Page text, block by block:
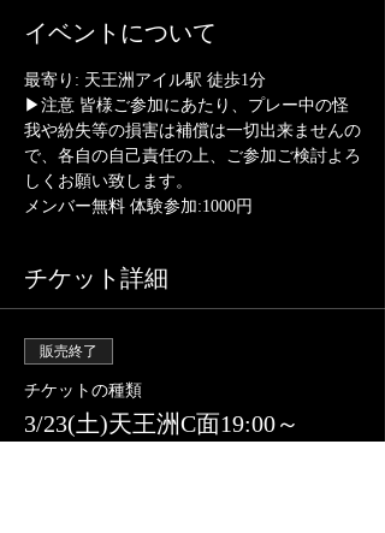
イベントについて
最寄り: 天王洲アイル駅 徒歩1分
▶注意 皆様ご参加にあたり、プレー中の怪
我や紛失等の損害は補償は一切出来ませんの
で、各自の自己責任の上、ご参加ご検討よろ
しくお願い致します。
メンバー無料 体験参加:1000円
チケット詳細
販売終了
チケットの種類
3/23(土)天王洲C面19:00～